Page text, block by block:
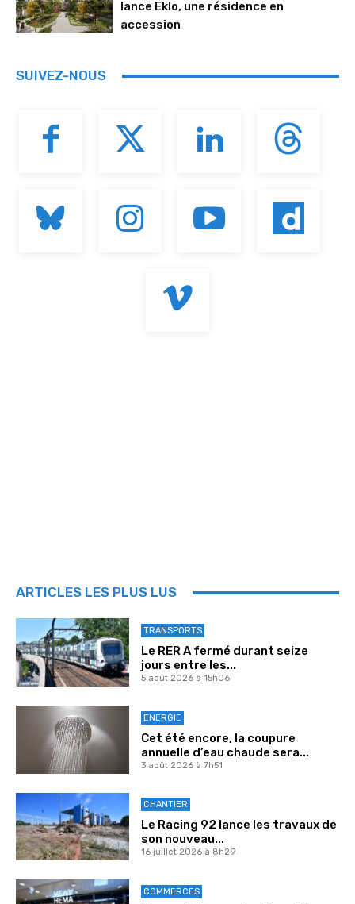
lance Eklo, une résidence en
accession
SUIVEZ-NOUS
ARTICLES LES PLUS LUS
TRANSPORTS
Le RER A fermé durant seize
jours entre les...
5 août 2026 à 15h06
ENERGIE
Cet été encore, la coupure
annuelle d’eau chaude sera...
3 août 2026 à 7h51
CHANTIER
Le Racing 92 lance les travaux de
son nouveau...
16 juillet 2026 à 8h29
COMMERCES